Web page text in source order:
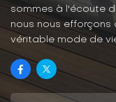
avantages.
variété
intérieurs et
résumé, les lames
terrasse en bois-
sont un
recommandé.
sommes à l'écoute
nous nous efforçons
véritable mode de